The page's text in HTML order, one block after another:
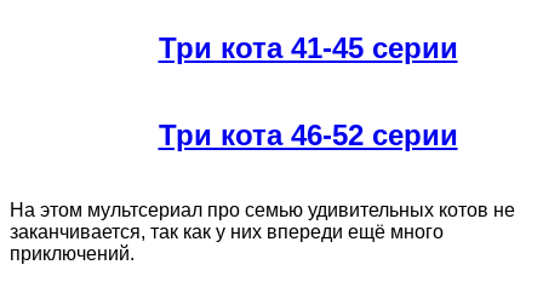
Три кота 41-45 серии
Три кота 46-52 серии
На этом мультсериал про семью удивительных котов не
заканчивается, так как у них впереди ещё много
приключений.